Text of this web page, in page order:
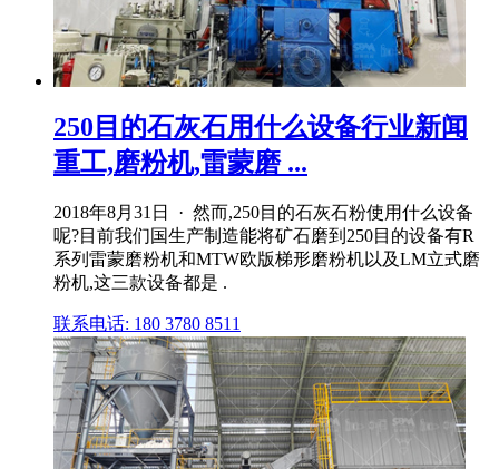
250目的石灰石用什么设备行业新闻
重工,磨粉机,雷蒙磨 ...
2018年8月31日 · 然而,250目的石灰石粉使用什么设备
呢?目前我们国生产制造能将矿石磨到250目的设备有R
系列雷蒙磨粉机和MTW欧版梯形磨粉机以及LM立式磨
粉机,这三款设备都是 .
联系电话: 180 3780 8511